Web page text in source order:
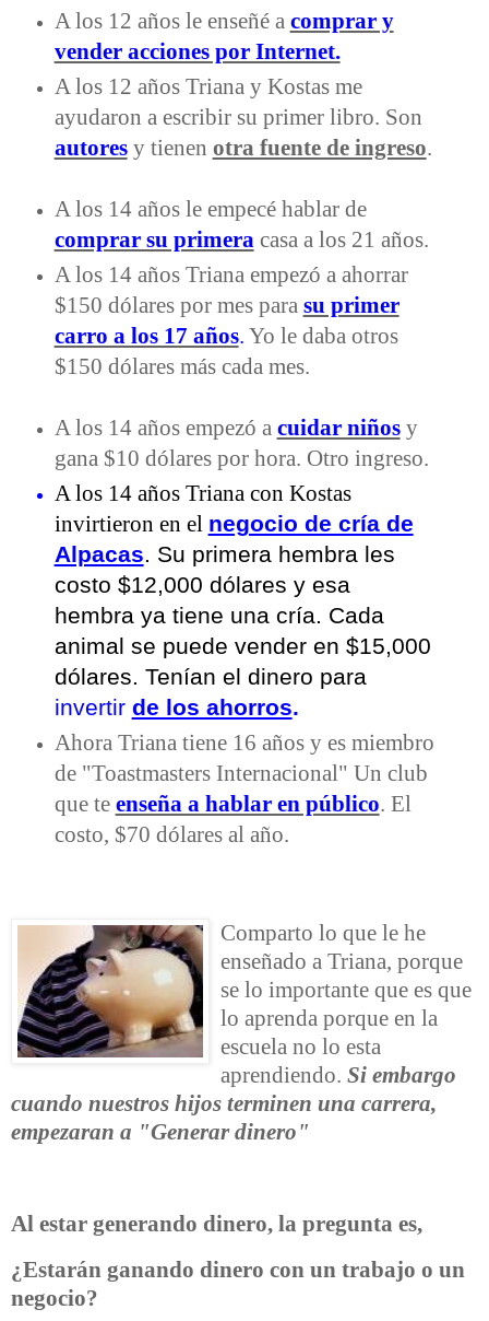
A los 12 años le enseñé a comprar y
vender acciones por Internet.
A los 12 años Triana y Kostas me
ayudaron a escribir su primer libro. Son
autoresy tienen otra fuente de ingreso.
A los 14 años le empecé hablar de
comprar su primera casa a los 21 años.
A los 14 años Triana empezó a ahorrar
$150 dólares por mes para su primer
carro a los 17 años. Yo le daba otros
$150 dólares más cada mes.
A los 14 años empezó a cuidar niñosy
gana $10 dólares por hora. Otro ingreso.
A los 14 años Triana con Kostas
invirtieron en el negocio de cría de
Alpacas. Su primera hembra les
costo $12,000 dólares y esa
hembra ya tiene una cría. Cada
animal se puede vender en $15,000
dólares. Tenían el dinero para
invertir de los ahorros.
Ahora Triana tiene 16 años y es miembro
de "Toastmasters Internacional" Un club
que te enseña a hablar en público. El
costo, $70 dólares al año.
Comparto lo que le he
enseñado a Triana, porque
se lo importante que es que
lo aprenda porque en la
escuela no lo esta
aprendiendo. Si embargo
cuando nuestros hijos terminen una carrera,
empezaran a "Generar dinero"
Al estar generando dinero, la pregunta es,
¿Estarán ganando dinero con un trabajo o un
negocio?